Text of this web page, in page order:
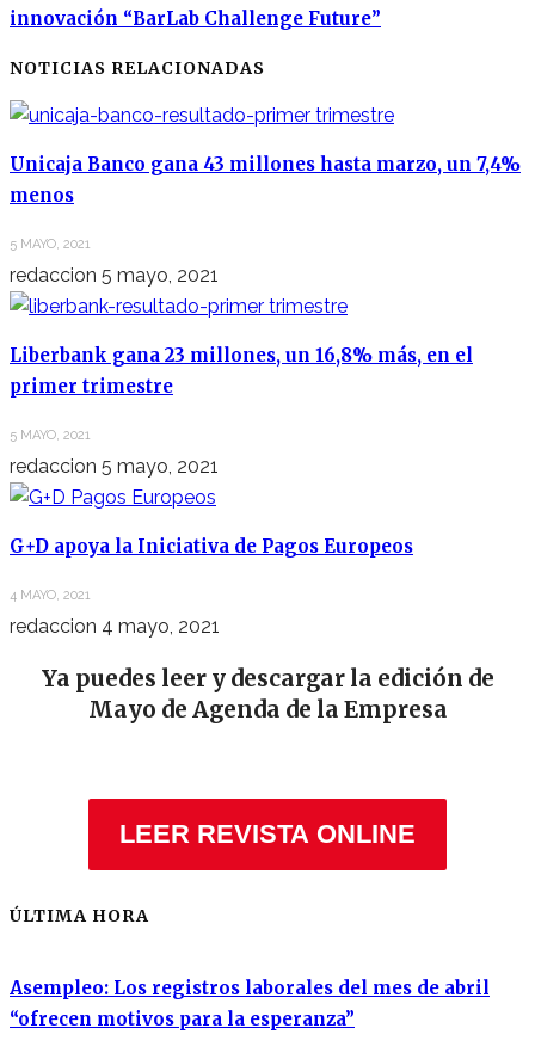
innovación “BarLab Challenge Future”
NOTICIAS RELACIONADAS
Unicaja Banco gana 43 millones hasta marzo, un 7,4%
menos
5 MAYO, 2021
redaccion 5 mayo, 2021
Liberbank gana 23 millones, un 16,8% más, en el
primer trimestre
5 MAYO, 2021
redaccion 5 mayo, 2021
G+D apoya la Iniciativa de Pagos Europeos
4 MAYO, 2021
redaccion 4 mayo, 2021
Ya puedes leer y descargar la edición de
Mayo de Agenda de la Empresa
LEER REVISTA ONLINE
ÚLTIMA HORA
Asempleo: Los registros laborales del mes de abril
“ofrecen motivos para la esperanza”